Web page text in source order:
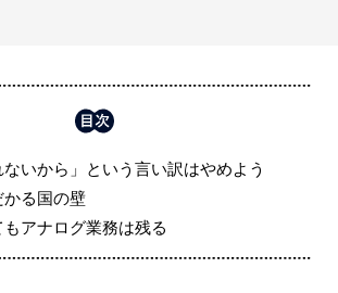
ないから」という言い訳はやめよう
かる国の壁
もアナログ業務は残る